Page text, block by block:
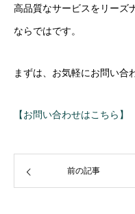
高品質なサービスをリーズ
ならではです。
まずは、お気軽にお問い合
【お問い合わせはこちら】
前の記事